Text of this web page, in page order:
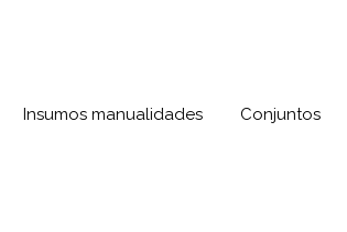
Insumos manualidades Conjuntos